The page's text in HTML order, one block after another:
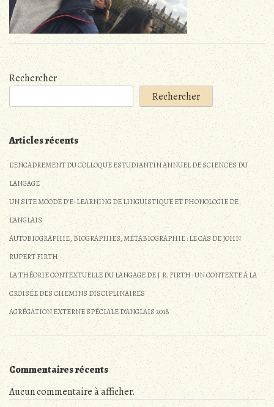
Rechercher
Rechercher
Articles récents
L’ENCADREMENT DU COLLOQUE ESTUDIANTIN ANNUEL DE SCIENCES DU
LANGAGE
UN SITE MOODE D’E-LEARNING DE LINGUISTIQUE ET PHONOLOGIE DE
L’ANGLAIS
AUTOBIOGRAPHIE, BIOGRAPHIES, MÉTABIOGRAPHIE : LE CAS DE JOHN
RUPERT FIRTH
LA THÉORIE CONTEXTUELLE DU LANGAGE DE J. R. FIRTH : UN CONTEXTE À LA
CROISÉE DES CHEMINS DISCIPLINAIRES
AGRÉGATION EXTERNE SPÉCIALE D’ANGLAIS 2018
Commentaires récents
Aucun commentaire à afficher.